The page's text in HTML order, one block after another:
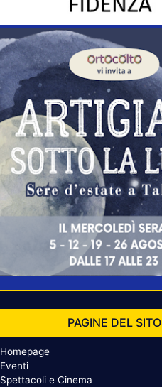
PAGINE DEL SITO
Homepage
Eventi
Spettacoli e Cinema